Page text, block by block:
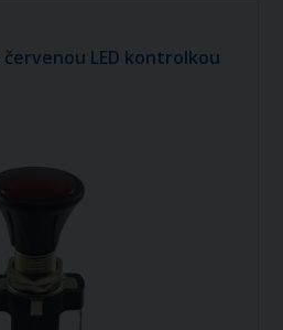
LED kontrolkou